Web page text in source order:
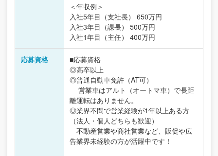
＜年収例＞
入社5年目（支社長） 650万円
入社3年目（課長） 500万円
入社1年目（主任） 400万円
応募資格
■応募資格
◎高卒以上
◎普通自動車免許（AT可）
営業車はアルト（オートマ車）で長距
離運転はありません。
◎業界不問で営業経験が1年以上ある方
（法人・個人どちらも歓迎）
不動産営業や商社営業など、販促や広
告業界未経験の方が活躍中です！